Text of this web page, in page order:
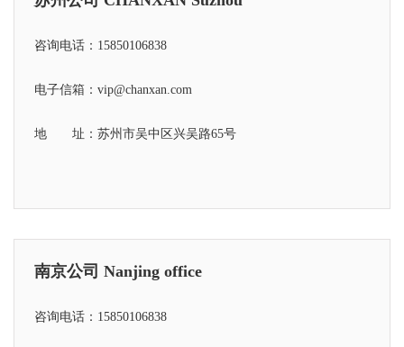
咨询电话：15850106838
电子信箱：vip@chanxan.com
地 址：苏州市吴中区兴吴路65号
南京公司 Nanjing office
咨询电话：15850106838